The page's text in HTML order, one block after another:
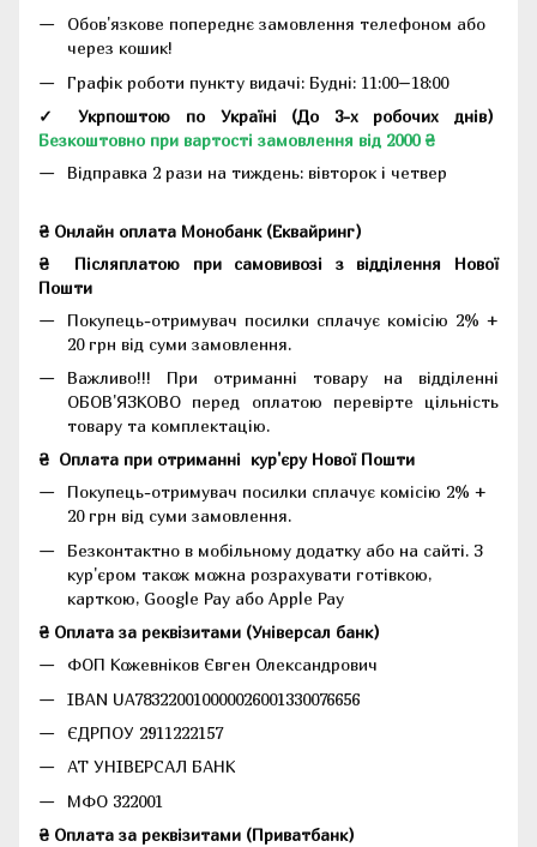
Обов'язкове попереднє замовлення телефоном або
через кошик!
Графік роботи пункту видачі: Будні: 11:00–18:00
✓ Укрпоштою по Україні (До 3-х робочих днів)
Безкоштовно при вартості замовлення від 2000 ₴
Відправка 2 рази на тиждень: вівторок і четвер
₴ Онлайн оплата Монобанк (Еквайринг)
₴
Післяплатою при самовивозі з відділення Нової
Пошти
Покупець-отримувач посилки сплачує комісію 2% +
20 грн від суми замовлення.
Важливо!!! При отриманні товару на відділенні
ОБОВ'ЯЗКОВО перед оплатою перевірте цільність
товару та комплектацію.
₴ Оплата при отриманні кур'єру Нової Пошти
Покупець-отримувач посилки сплачує комісію 2% +
20 грн від суми замовлення.
Безконтактно в мобільному додатку або на сайті. З
кур'єром також можна розрахувати готівкою,
карткою, Google Pay або Apple Pay
₴ Оплата за реквізитами (Універсал банк)
ФОП Кожевніков Євген Олександрович
IBAN UA783220010000026001330076656
ЄДРПОУ 2911222157
АТ УНІВЕРСАЛ БАНК
МФО 322001
₴ Оплата за реквізитами (Приватбанк)